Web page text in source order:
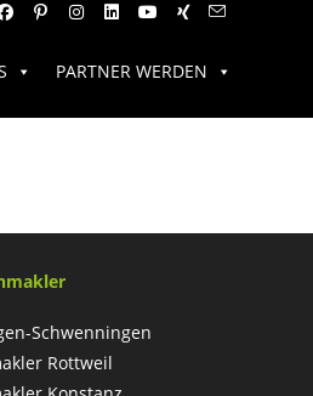
PARTNER WERDEN
Schwenningen
Rottweil